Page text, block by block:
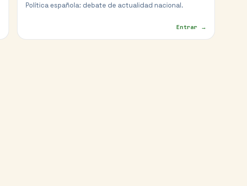
Política española: debate de actualidad nacional.
Entrar →